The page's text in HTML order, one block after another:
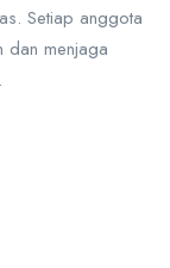
Setiap anggota
dan menjaga